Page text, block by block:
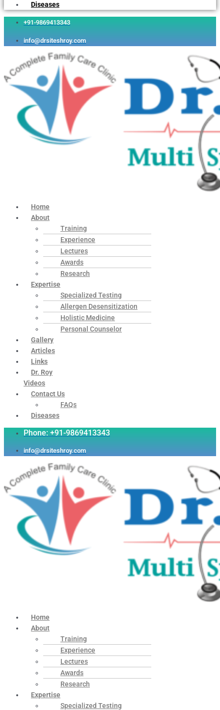
Diseases
+91-9869413343
info@drsiteshroy.com
Home
About
Training
Experience
Lectures
Awards
Research
Expertise
Specialized Testing
Allergen Desensitization
Holistic Medicine
Personal Counselor
Gallery
Articles
Links
Dr. Roy
Videos
Contact Us
FAQs
Diseases
Phone: +91-9869413343
info@drsiteshroy.com
Home
About
Training
Experience
Lectures
Awards
Research
Expertise
Specialized Testing